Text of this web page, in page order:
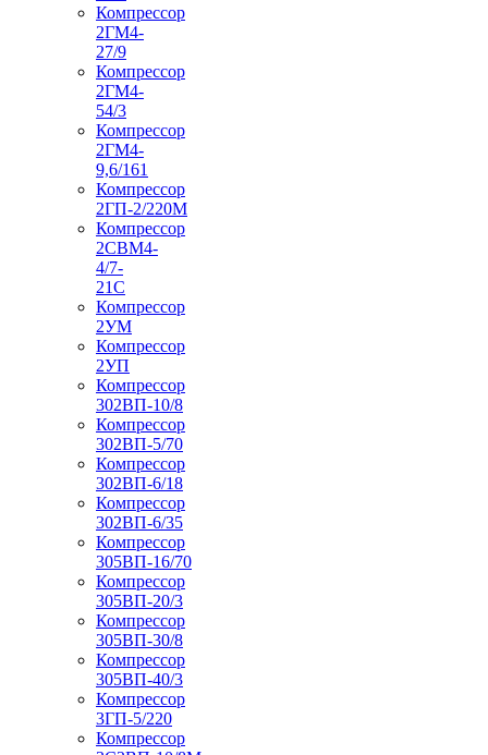
Компрессор
2ГМ4-
27/9
Компрессор
2ГМ4-
54/3
Компрессор
2ГМ4-
9,6/161
Компрессор
2ГП-2/220М
Компрессор
2СВМ4-
4/7-
21С
Компрессор
2УМ
Компрессор
2УП
Компрессор
302ВП-10/8
Компрессор
302ВП-5/70
Компрессор
302ВП-6/18
Компрессор
302ВП-6/35
Компрессор
305ВП-16/70
Компрессор
305ВП-20/3
Компрессор
305ВП-30/8
Компрессор
305ВП-40/3
Компрессор
3ГП-5/220
Компрессор